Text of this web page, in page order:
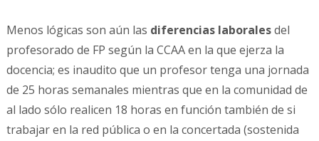
Menos lógicas son aún las diferencias laboralesdel
profesorado de FP según la CCAA en la que ejerza la
docencia; es inaudito que un profesor tenga una jornada
de 25 horas semanales mientras que en la comunidad de
al lado sólo realicen 18 horas en función también de si
trabajar en la red pública o en la concertada (sostenida